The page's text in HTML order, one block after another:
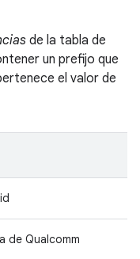
de la tabla de
un prefijo que
el valor de
de Qualcomm